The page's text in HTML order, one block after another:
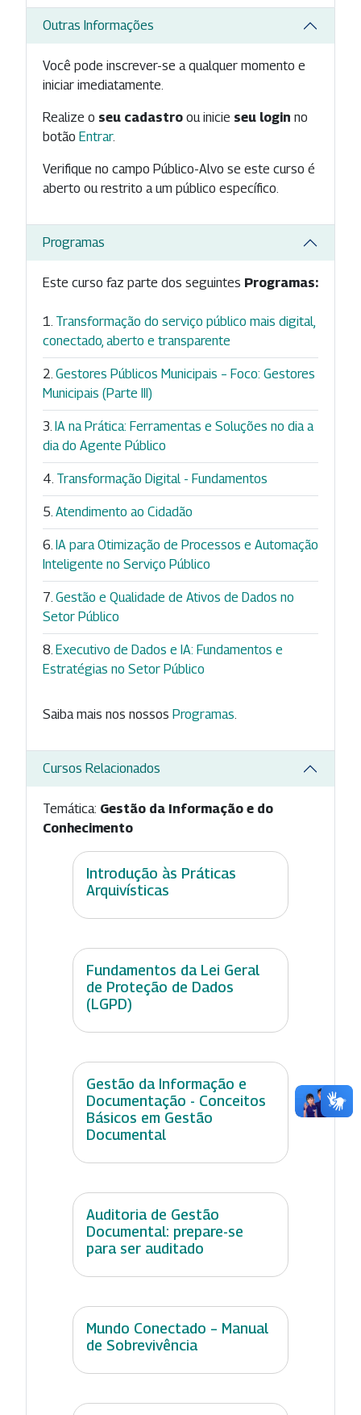
Outras Informações
Você pode inscrever-se a qualquer momento e
iniciar imediatamente.
Realize o seu cadastro ou inicie seu login no
botão Entrar.
Verifique no campo Público-Alvo se este curso é
aberto ou restrito a um público específico.
Programas
Este curso faz parte dos seguintes Programas:
Transformação do serviço público mais digital,
conectado, aberto e transparente
Gestores Públicos Municipais – Foco: Gestores
Municipais (Parte III)
IA na Prática: Ferramentas e Soluções no dia a
dia do Agente Público
Transformação Digital - Fundamentos
Atendimento ao Cidadão
IA para Otimização de Processos e Automação
Inteligente no Serviço Público
Gestão e Qualidade de Ativos de Dados no
Setor Público
Executivo de Dados e IA: Fundamentos e
Estratégias no Setor Público
Saiba mais nos nossos Programas
Cursos Relacionados
Temática: Gestão da Informação e do
Conhecimento
Introdução às Práticas
Arquivísticas
Fundamentos da Lei Geral
de Proteção de Dados
(LGPD)
Gestão da Informação e
Documentação - Conceitos
Básicos em Gestão
Documental
Auditoria de Gestão
Documental: prepare-se
para ser auditado
Mundo Conectado – Manual
de Sobrevivência